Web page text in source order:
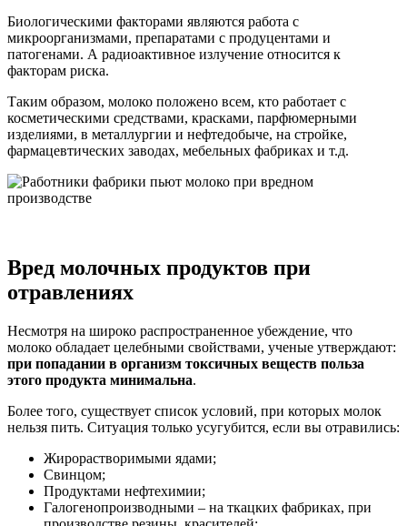
Биологическими факторами являются работа с
микроорганизмами, препаратами с продуцентами и
патогенами. А радиоактивное излучение относится к
факторам риска.
Таким образом, молоко положено всем, кто работает с
косметическими средствами, красками, парфюмерными
изделиями, в металлургии и нефтедобыче, на стройке,
фармацевтических заводах, мебельных фабриках и т.д.
Вред молочных продуктов при
отравлениях
Несмотря на широко распространенное убеждение, что
молоко обладает целебными свойствами, ученые утверждают:
при попадании в организм токсичных веществ польза
этого продукта минимальна.
Более того, существует список условий, при которых молок
нельзя пить. Ситуация только усугубится, если вы отравились:
Жирорастворимыми ядами;
Свинцом;
Продуктами нефтехимии;
Галогенопроизводными – на ткацких фабриках, при